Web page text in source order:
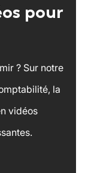
pour
? Sur notre
la
vidéos